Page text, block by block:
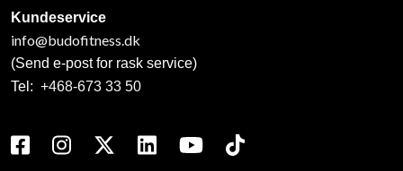
Kundeservice
info@budofitness.dk
(Send e-post for rask service)
Tel: +468-673 33 50